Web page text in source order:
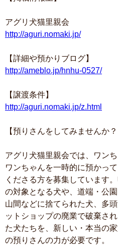
アグリ犬猫里親会
http://aguri.nomaki.jp/
【詳細や預かりブログ】
http://ameblo.jp/hnhu-0527/
【譲渡条件】
http://aguri.nomaki.jp/z.html
【預りさんをしてみませんか？
アグリ犬猫里親会では、ワン
ワンちゃんを一時的に預かって
くださる方を募集しています
の対象となる犬や、道端・公園
山間などに捨てられた犬、多
ットショップの廃業で破棄され
た犬たちを、新しい・本当の
の預りさんの力が必要です。